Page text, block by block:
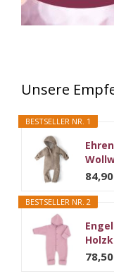
Unsere
BESTSELLER NR. 1
BESTSELLER NR. 2